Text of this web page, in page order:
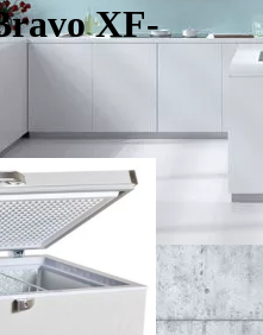
XF-